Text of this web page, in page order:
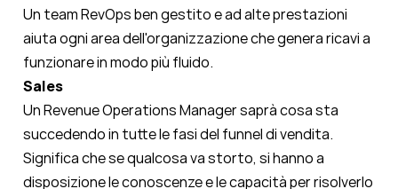
Un team RevOps ben gestito e ad alte prestazioni
aiuta ogni area dell'organizzazione che genera ricavi a
funzionare in modo più fluido.
Sales
Un Revenue Operations Manager saprà cosa sta
succedendo in tutte le fasi del funnel di vendita.
Significa che se qualcosa va storto, si hanno a
disposizione le conoscenze e le capacità per risolverlo